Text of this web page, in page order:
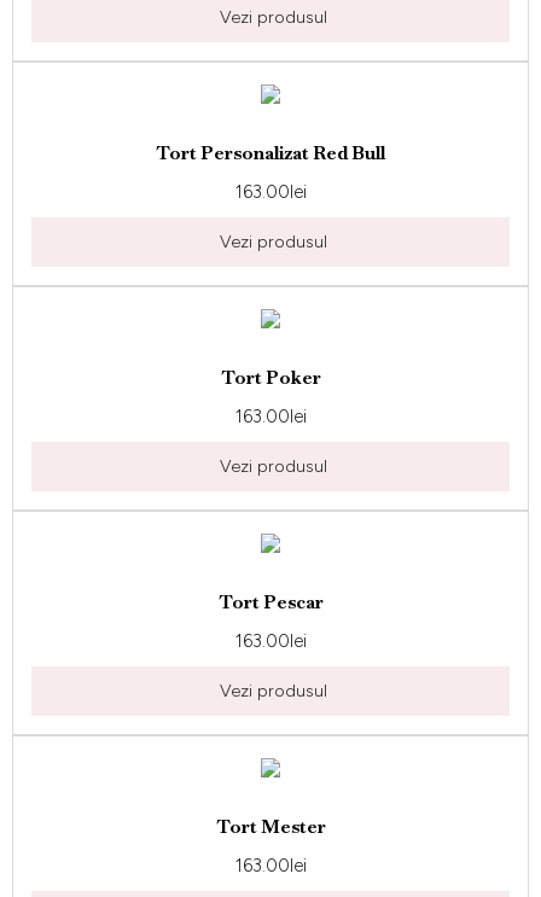
Vezi produsul
Tort Personalizat Red Bull
163.00lei
Vezi produsul
Tort Poker
163.00lei
Vezi produsul
Tort Pescar
163.00lei
Vezi produsul
Tort Mester
163.00lei